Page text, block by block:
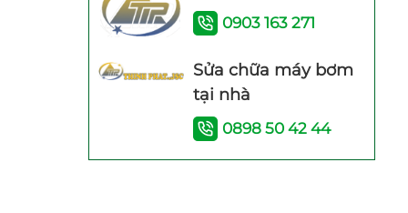
Adelino PS-01B Rơ
le thông minh cho
Mặt Trời Bình
Minh 120 Lít bảo
0903 163 271
Sửa chữa máy bơm
tại nhà
0898 50 42 44